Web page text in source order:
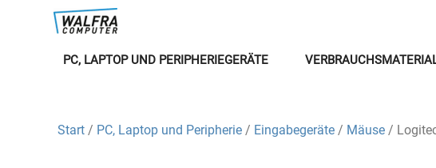
PC, LAPTOP UND PERIPHERIEGERÄTE
Start / PC, Laptop und Peripherie / Eingabegeräte / Mäuse /